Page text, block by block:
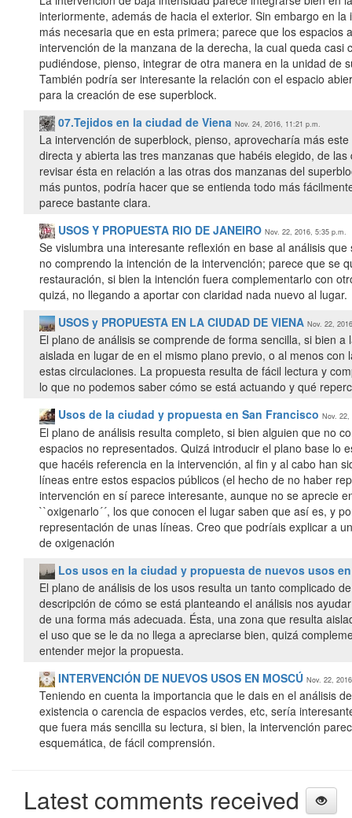
interiormente, además de hacia el exterior. Sin embargo en
más necesaria que en esta primera; parece que los
intervención de la manzana de la derecha, la cual queda
pudiéndose, pienso, integrar de otra manera en la unidad de
También podría ser interesante la relación con el espacio
para la creación de ese superblock.
07.Tejidos en la ciudad de Viena Nov. 24, 2016, 11:21 p.m.
La intervención de superblock, pienso, aprovecharía más
directa y abierta las tres manzanas que habéis elegido, de
revisar ésta en relación a las otras dos manzanas del
más puntos, podría hacer que se entienda todo más
parece bastante clara.
USOS Y PROPUESTA RIO DE JANEIRO Nov. 22, 2016, 5:35 p.m.
Se vislumbra una interesante reflexión en base al análisis
no comprendo la intención de la intervención; parece que se
restauración, si bien la intención fuera complementarlo con
quizá, no llegando a aportar con claridad nada nuevo al lugar.
USOS y PROPUESTA EN LA CIUDAD DE VIENA Nov. 22,
El plano de análisis se comprende de forma sencilla, si bien
aislada en lugar de en el mismo plano previo, o al menos
estas circulaciones. La propuesta resulta de fácil lectura y
lo que no podemos saber cómo se está actuando y qué
Usos de la ciudad y propuesta en San Francisco Nov. 22,
El plano de análisis resulta completo, si bien alguien que no
espacios no representados. Quizá introducir el plano base lo
que hacéis referencia en la intervención, al fin y al cabo han
líneas entre estos espacios públicos (el hecho de no haber
intervención en sí parece interesante, aunque no se aprecie
``oxigenarlo´´, los que conocen el lugar saben que así es, y
representación de unas líneas. Creo que podríais explicar a
de oxigenación
Los usos en la ciudad y propuesta de nuevos usos
El plano de análisis de los usos resulta un tanto complicado
descripción de cómo se está planteando el análisis nos
de una forma más adecuada. Ésta, una zona que resulta
el uso que se le da no llega a apreciarse bien, quizá
entender mejor la propuesta.
INTERVENCIÓN DE NUEVOS USOS EN MOSCÚ Nov. 22,
Teniendo en cuenta la importancia que le dais en el análisis
existencia o carencia de espacios verdes, etc, sería
que fuera más sencilla su lectura, si bien, la intervención
esquemática, de fácil comprensión.
Latest comments received